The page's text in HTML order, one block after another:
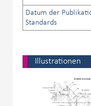
Datum der
Standards
Illustrationen